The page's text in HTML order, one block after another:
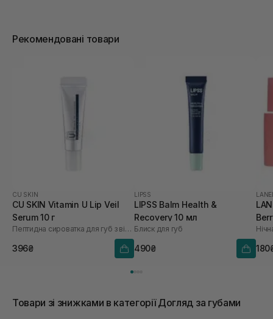
Рекомендовані товари
CU SKIN
CU SKIN Vitamin U Lip Veil
Serum 10 г
Пептидна сироватка для губ з вітаміном U та волюфіліном
396₴
LIPSS
LIPSS Balm Health &
Recovery 10 мл
Блиск для губ
490₴
Товари зі знижками в категорії Догляд за губами